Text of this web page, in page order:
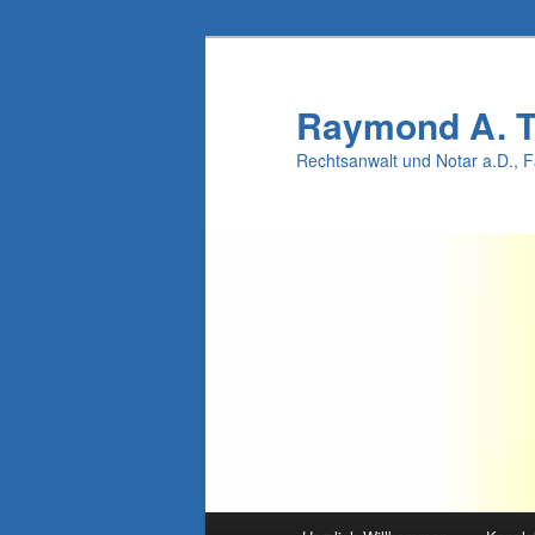
Raymond A.
Rechtsanwalt und Notar a.D.,